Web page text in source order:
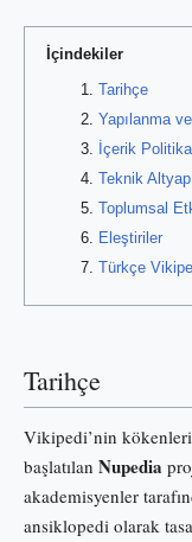
İçindekiler
Tarihçe
Yapılanma
İçerik
Teknik
Toplumsal
Eleştiriler
Türkçe
Tarihçe
Vikipedi’nin
başlatılan Nupedia
akademisyenler
ansiklopedi olarak